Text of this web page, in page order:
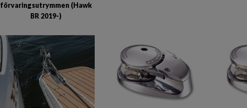
förvaringsutrymmen (Hawk
BR 2019-)